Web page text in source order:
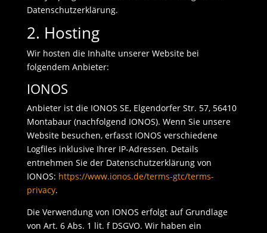
Datenschutzerklärung.
2. Hosting
Wir hosten die Inhalte unserer Website bei
folgendem Anbieter:
IONOS
Anbieter ist die IONOS SE, Elgendorfer Str. 57, 56410
Montabaur (nachfolgend IONOS). Wenn Sie unsere
Website besuchen, erfasst IONOS verschiedene
Logfiles inklusive Ihrer IP-Adressen. Details
entnehmen Sie der Datenschutzerklärung von
IONOS: https://www.ionos.de/terms-gtc/terms-
privacy.
Die Verwendung von IONOS erfolgt auf Grundlage
von Art. 6 Abs. 1 lit. f DSGVO. Wir haben ein